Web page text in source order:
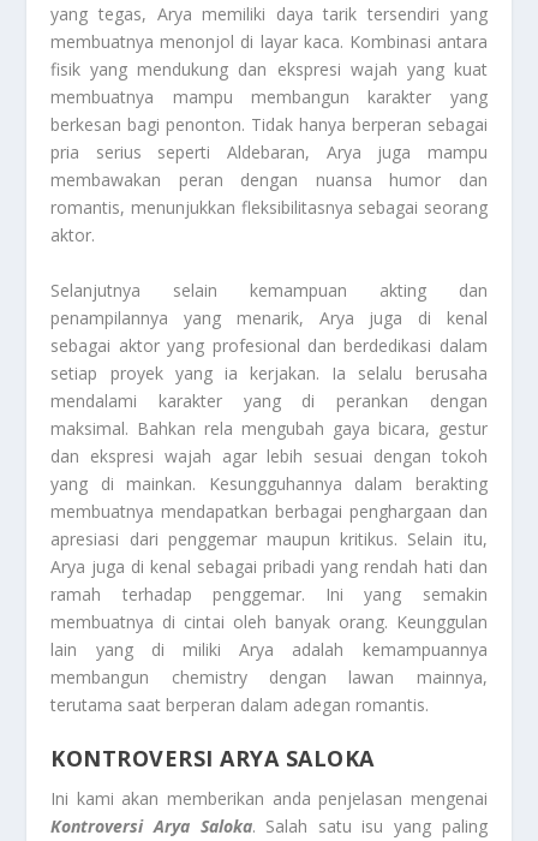
yang tegas, Arya memiliki daya tarik tersendiri yang
membuatnya menonjol di layar kaca. Kombinasi antara
fisik yang mendukung dan ekspresi wajah yang kuat
membuatnya mampu membangun karakter yang
berkesan bagi penonton. Tidak hanya berperan sebagai
pria serius seperti Aldebaran, Arya juga mampu
membawakan peran dengan nuansa humor dan
romantis, menunjukkan fleksibilitasnya sebagai seorang
aktor.
Selanjutnya selain kemampuan akting dan
penampilannya yang menarik, Arya juga di kenal
sebagai aktor yang profesional dan berdedikasi dalam
setiap proyek yang ia kerjakan. Ia selalu berusaha
mendalami karakter yang di perankan dengan
maksimal. Bahkan rela mengubah gaya bicara, gestur
dan ekspresi wajah agar lebih sesuai dengan tokoh
yang di mainkan. Kesungguhannya dalam berakting
membuatnya mendapatkan berbagai penghargaan dan
apresiasi dari penggemar maupun kritikus. Selain itu,
Arya juga di kenal sebagai pribadi yang rendah hati dan
ramah terhadap penggemar. Ini yang semakin
membuatnya di cintai oleh banyak orang. Keunggulan
lain yang di miliki Arya adalah kemampuannya
membangun chemistry dengan lawan mainnya,
terutama saat berperan dalam adegan romantis.
KONTROVERSI ARYA SALOKA
Ini kami akan memberikan anda penjelasan mengenai
Kontroversi Arya Saloka. Salah satu isu yang paling